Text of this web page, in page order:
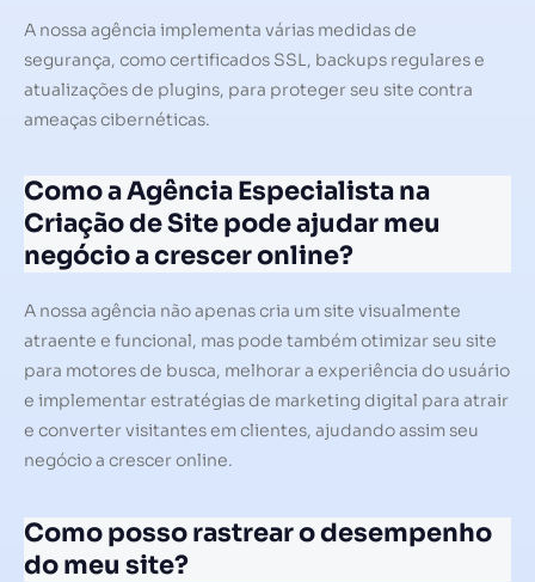
A nossa agência implementa várias medidas de
segurança, como certificados SSL, backups regulares e
atualizações de plugins, para proteger seu site contra
ameaças cibernéticas.
Como a Agência Especialista na
Criação de Site pode ajudar meu
negócio a crescer online?
A nossa agência não apenas cria um site visualmente
atraente e funcional, mas pode também otimizar seu site
para motores de busca, melhorar a experiência do usuário
e implementar estratégias de marketing digital para atrair
e converter visitantes em clientes, ajudando assim seu
negócio a crescer online.
Como posso rastrear o desempenho
do meu site?